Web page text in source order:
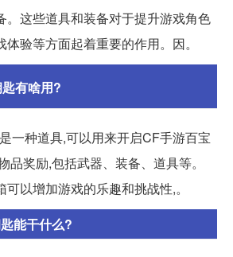
。这些道具和装备对于提升游戏角色
验等方面起着重要的作用。因。
有啥用?
一种道具,可以用来开启CF手游百宝
品奖励,包括武器、装备、道具等。
以增加游戏的乐趣和挑战性,。
能干什么?